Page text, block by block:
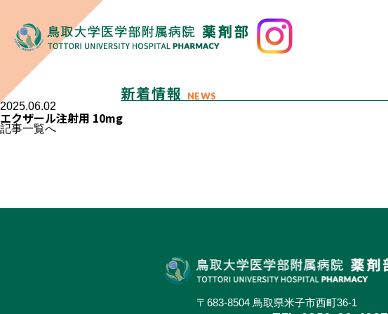
新着情報 NEWS
2025.06.02
エクザール注射用 10mg
記事一覧へ
〒683-8504 鳥取県米子市西町36-1